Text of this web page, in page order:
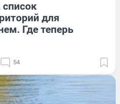
для
Где теперь
54